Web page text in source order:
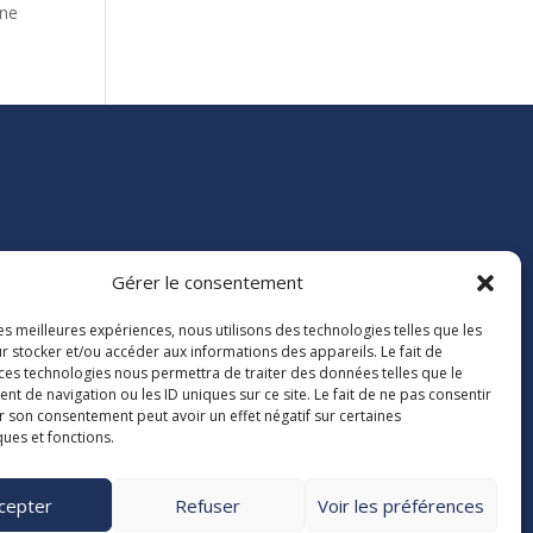
Gérer le consentement
meilleures expériences, nous utilisons des technologies telles que les
stocker et/ou accéder aux informations des appareils. Le fait de
technologies nous permettra de traiter des données telles que le
de navigation ou les ID uniques sur ce site. Le fait de ne pas consentir
son consentement peut avoir un effet négatif sur certaines
et fonctions.
Refuser Voir les préférences
9
00
